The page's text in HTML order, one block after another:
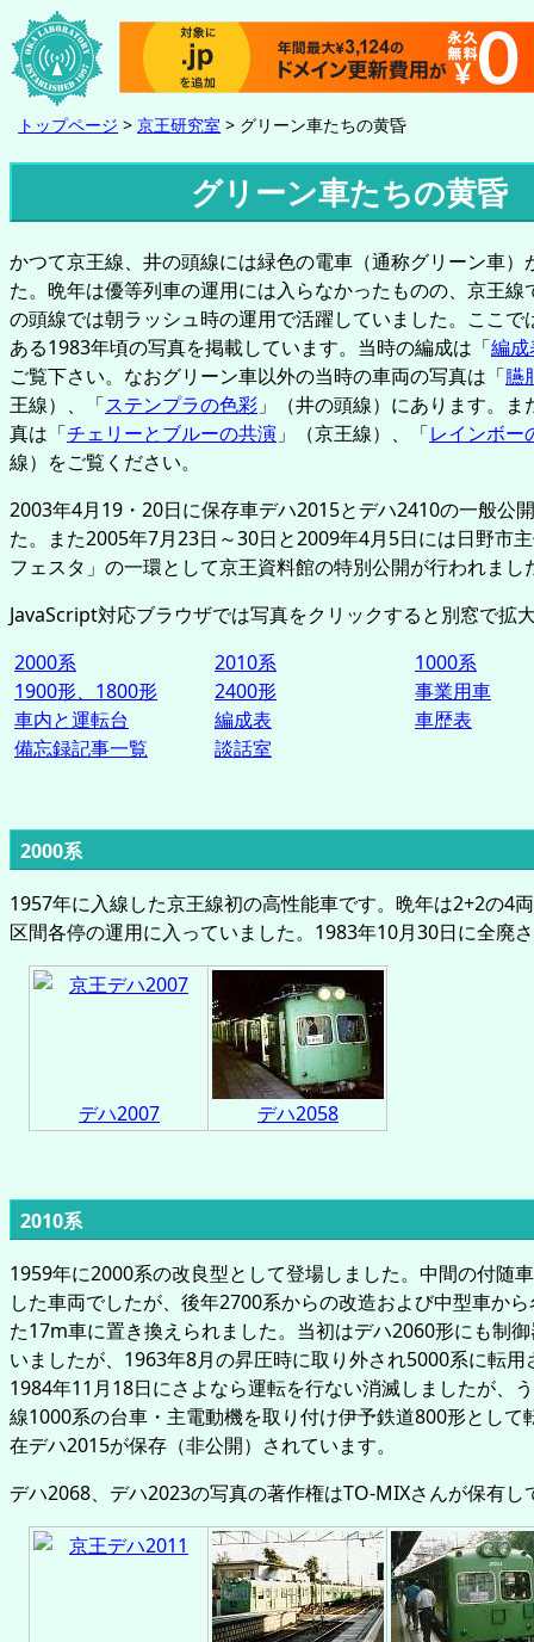
トップページ >京王研究室 > グリーン車たちの黄昏
グリーン車たちの黄昏
かつて京王線、井の頭線には緑色の電車（通称グリーン車）
た。晩年は優等列車の運用には入らなかったものの、京王線
の頭線では朝ラッシュ時の運用で活躍していました。ここで
ある1983年頃の写真を掲載しています。当時の編成は「編成
ご覧下さい。なおグリーン車以外の当時の車両の写真は「臙
王線）、「ステンプラの色彩 」（井の頭線）にあります。
真は「チェリーとブルーの共演 」（京王線）、「レインボー
線）をご覧ください。
2003年4月19・20日に保存車デハ2015とデハ2410の一般公
た。また2005年7月23日～30日と2009年4月5日には日野市
フェスタ」の一環として京王資料館の特別公開が行われまし
JavaScript対応ブラウザでは写真をクリックすると別窓で拡
2000系
2010系
1000系
1900形、1800形
2400形
事業用車
車内と運転台
編成表
車歴表
備忘録記事一覧
談話室
2000系
1957年に入線した京王線初の高性能車です。晩年は2+2の4
区間各停の運用に入っていました。1983年10月30日に全廃
デハ2007 デハ2058
2010系
1959年に2000系の改良型として登場しました。中間の付随
した車両でしたが、後年2700系からの改造および中型車か
た17m車に置き換えられました。当初はデハ2060形にも制
いましたが、1963年8月の昇圧時に取り外され5000系に転用
1984年11月18日にさよなら運転を行ない消滅しましたが、
線1000系の台車・主電動機を取り付け伊予鉄道800形として
在デハ2015が保存（非公開）されています。
デハ2068、デハ2023の写真の著作権はTO-MIXさんが保有し